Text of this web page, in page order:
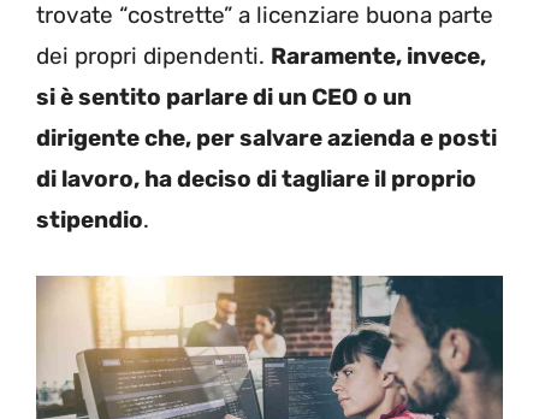
trovate “costrette” a licenziare buona parte
dei propri dipendenti. Raramente, invece,
si è sentito parlare di un CEO o un
dirigente che, per salvare azienda e posti
di lavoro, ha deciso di tagliare il proprio
stipendio.